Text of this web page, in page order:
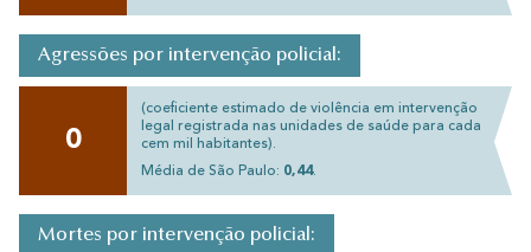
Agressões por intervenção policial:
0
(coeficiente estimado de violência em intervenção
legal registrada nas unidades de saúde para cada
cem mil habitantes).
Média de São Paulo: 0,44.
Mortes por intervenção policial: